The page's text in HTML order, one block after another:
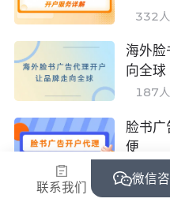
332
海外脸
向全球
187
脸书广
便
264
联系我们
微信